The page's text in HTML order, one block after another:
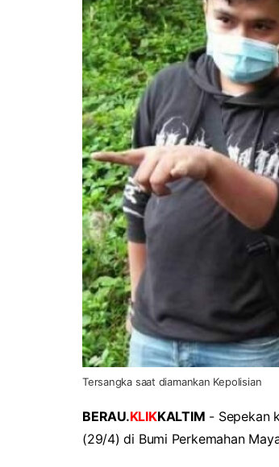
Tersangka saat diamankan Kepolisian
BERAU.KLIKKALTIM - Sepekan
(29/4) di Bumi Perkemahan